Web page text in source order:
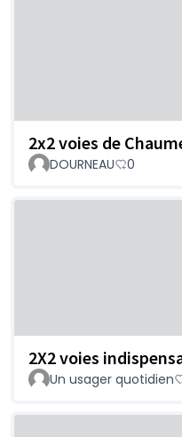
2x2 voies de
DOURNEAU 0
2X2 voies
Un usager quotidien